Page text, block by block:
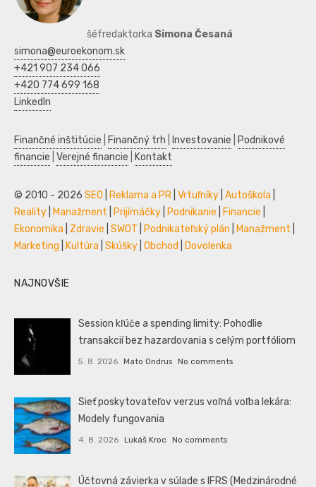
šéfredaktorka Simona Česaná
simona@euroekonom.sk
+421 907 234 066
+420 774 699 168
LinkedIn
Finančné inštitúcie Finančný trh Investovanie
Podnikové
financie Verejné financie Kontakt
© 2010 - 2026 SEO Reklama a PR Vrtuľníky Autoškola
Reality
Manažment Prijímáčky Podnikanie Financie
Ekonomika
Zdravie SWOT Podnikateľský plán Manažment
Marketing
Kultúra Skúšky Obchod Dovolenka
NAJNOVŠIE
Session kľúče a spending limity: Pohodlie
transakcií bez hazardovania s celým portfóliom
5. 8. 2026 Mato Ondrus No comments
Sieť poskytovateľov verzus voľná voľba lekára:
Modely fungovania
4. 8. 2026 Lukáš Kroc No comments
Účtovná závierka v súlade s IFRS (Medzinárodné